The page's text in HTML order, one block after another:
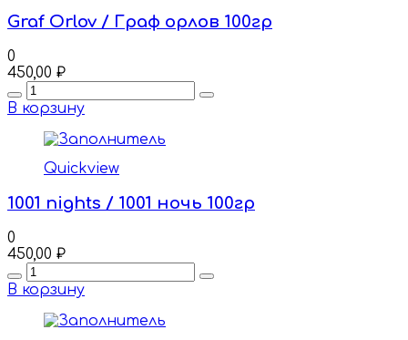
Graf Orlov / Граф орлов 100гр
0
450,00 ₽
Quantity
В корзину
Quickview
1001 nights / 1001 ночь 100гр
0
450,00 ₽
Quantity
В корзину